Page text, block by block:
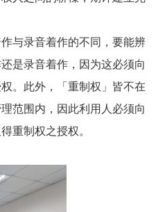
与录音着作的不同，要能辨
是录音着作，因为这必须向
。此外，「重制权」皆不在
范围内，因此利用人必须向
重制权之授权。